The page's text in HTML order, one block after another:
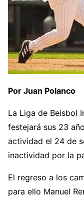
Por Juan Polanco
La Liga de Beisbol
festejará sus 23
actividad el 24 de
inactividad por la
El regreso a los
para ello Manuel